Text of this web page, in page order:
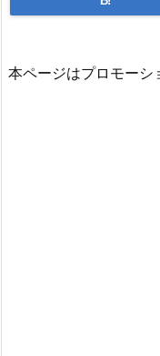
本ページはプロモーシ